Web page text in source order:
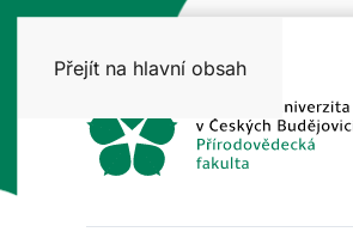
Přejít na hlavní obsah